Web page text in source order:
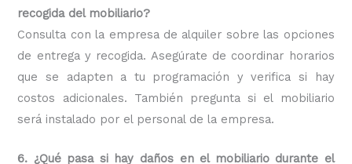
recogida del mobiliario?
Consulta con la empresa de alquiler sobre las opciones
de entrega y recogida. Asegúrate de coordinar horarios
que se adapten a tu programación y verifica si hay
costos adicionales. También pregunta si el mobiliario
será instalado por el personal de la empresa.
6. ¿Qué pasa si hay daños en el mobiliario durante el